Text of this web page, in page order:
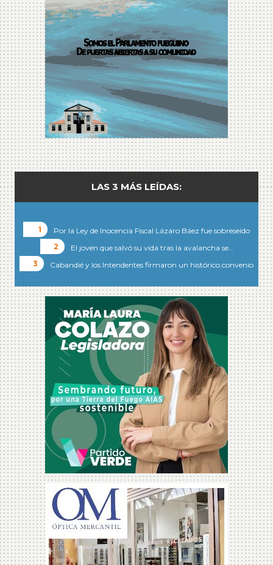
LAS 3 MÁS LEÍDAS:
Por la Ley de Inocencia Fiscal Lázaro Báez fue sobreseído
El joven que salvó su vida tras la avalancha se…
Cabandié y los Intendentes firmaron un histórico convenio